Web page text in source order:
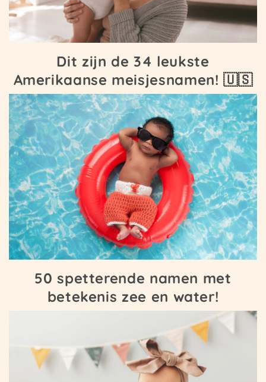
Dit zijn de 34 leukste
Amerikaanse meisjesnamen! 🇺🇸
50 spetterende namen met
betekenis zee en water!